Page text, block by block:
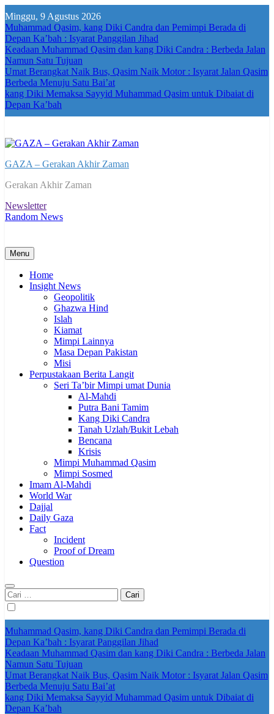
to
content
Minggu, 9 Agustus 2026
Muhammad Qasim, kang Diki Candra dan Pemimpi Berada di
Depan Ka’bah : Isyarat Panggilan Jihad
Keadaan Muhammad Qasim dan kang Diki Candra : Berbeda Jalan
Namun Satu Tujuan
Umat Berangkat Naik Bus, Qasim Naik Motor : Isyarat Jalan Qasim
Berbeda Menuju Satu Bai’at
kang Diki Memaksa Sayyid Muhammad Qasim untuk Dibaiat di
Depan Ka’bah
GAZA – Gerakan Akhir Zaman
Gerakan Akhir Zaman
Newsletter
Random News
Menu
Home
Insight News
Geopolitik
Ghazwa Hind
Islah
Kiamat
Mimpi Lainnya
Masa Depan Pakistan
Misi
Perpustakaan Berita Langit
Seri Ta’bir Mimpi umat Dunia
Al-Mahdi
Putra Bani Tamim
Kang Diki Candra
Tanah Uzlah/Bukit Lebah
Bencana
Krisis
Mimpi Muhammad Qasim
Mimpi Sosmed
Imam Al-Mahdi
World War
Dajjal
Daily Gaza
Fact
Incident
Proof of Dream
Question
Cari
untuk:
Muhammad Qasim, kang Diki Candra dan Pemimpi Berada di
Depan Ka’bah : Isyarat Panggilan Jihad
Keadaan Muhammad Qasim dan kang Diki Candra : Berbeda Jalan
Namun Satu Tujuan
Umat Berangkat Naik Bus, Qasim Naik Motor : Isyarat Jalan Qasim
Berbeda Menuju Satu Bai’at
kang Diki Memaksa Sayyid Muhammad Qasim untuk Dibaiat di
Depan Ka’bah